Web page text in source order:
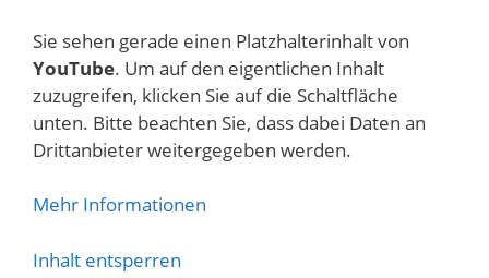
Sie sehen gerade einen Platzhalterinhalt von
YouTube. Um auf den eigentlichen Inhalt
zuzugreifen, klicken Sie auf die Schaltfläche
unten. Bitte beachten Sie, dass dabei Daten an
Drittanbieter weitergegeben werden.
Mehr Informationen
Inhalt entsperren